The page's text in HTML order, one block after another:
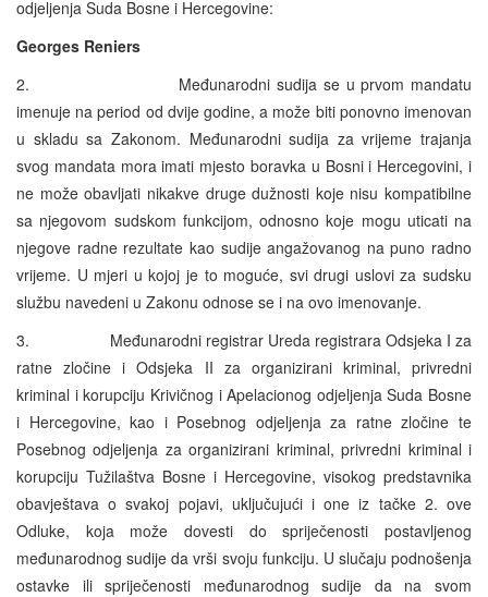
odjeljenja Suda Bosne i Hercegovine:
Georges Reniers
2. Međunarodni sudija se u prvom mandatu
imenuje na period od dvije godine, a može biti ponovno imenovan
u skladu sa Zakonom. Međunarodni sudija za vrijeme trajanja
svog mandata mora imati mjesto boravka u Bosni i Hercegovini, i
ne može obavljati nikakve druge dužnosti koje nisu kompatibilne
sa njegovom sudskom funkcijom, odnosno koje mogu uticati na
njegove radne rezultate kao sudije angažovanog na puno radno
vrijeme. U mjeri u kojoj je to moguće, svi drugi uslovi za sudsku
službu navedeni u Zakonu odnose se i na ovo imenovanje.
3. Međunarodni registrar Ureda registrara Odsjeka I za
ratne zločine i Odsjeka II za organizirani kriminal, privredni
kriminal i korupciju Krivičnog i Apelacionog odjeljenja Suda Bosne
i Hercegovine, kao i Posebnog odjeljenja za ratne zločine te
Posebnog odjeljenja za organizirani kriminal, privredni kriminal i
korupciju Tužilaštva Bosne i Hercegovine, visokog predstavnika
obavještava o svakoj pojavi, uključujući i one iz tačke 2. ove
Odluke, koja može dovesti do spriječenosti postavljenog
međunarodnog sudije da vrši svoju funkciju. U slučaju podnošenja
ostavke ili spriječenosti međunarodnog sudije da na svom